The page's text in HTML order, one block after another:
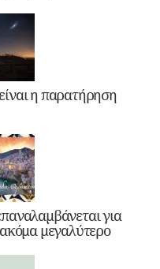
η παρατήρηση
για
ακόμα μεγαλύτερο